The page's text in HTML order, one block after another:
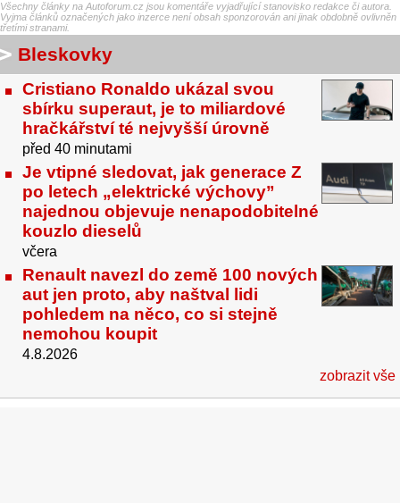
Všechny články na Autoforum.cz jsou komentáře vyjadřující stanovisko redakce či autora.
Vyjma článků označených jako inzerce není obsah sponzorován ani jinak obdobně ovlivněn
třetími stranami.
Bleskovky
Cristiano Ronaldo ukázal svou
sbírku superaut, je to miliardové
hračkářství té nejvyšší úrovně
před 40 minutami
Je vtipné sledovat, jak generace Z
po letech „elektrické výchovy”
najednou objevuje nenapodobitelné
kouzlo dieselů
včera
Renault navezl do země 100 nových
aut jen proto, aby naštval lidi
pohledem na něco, co si stejně
nemohou koupit
4.8.2026
zobrazit vše